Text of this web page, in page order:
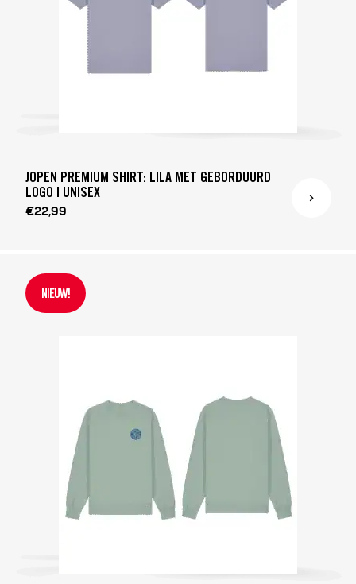
JOPEN PREMIUM SHIRT: LILA MET GEBORDUURD
LOGO | UNISEX
€22,99
NIEUW!